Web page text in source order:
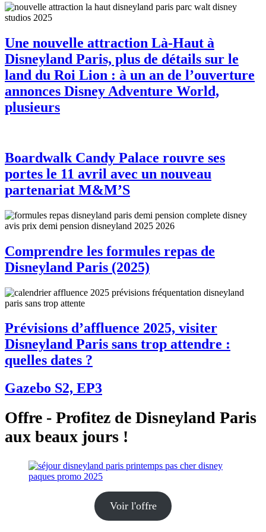
Une nouvelle attraction Là-Haut à
Disneyland Paris, plus de détails sur le
land du Roi Lion : à un an de l’ouverture
annonces Disney Adventure World,
plusieurs
Boardwalk Candy Palace rouvre ses
portes le 11 avril avec un nouveau
partenariat M&M’S
Comprendre les formules repas de
Disneyland Paris (2025)
Prévisions d’affluence 2025, visiter
Disneyland Paris sans trop attendre :
quelles dates ?
Gazebo S2, EP3
Offre - Profitez de Disneyland Paris
aux beaux jours !
Voir l'offre